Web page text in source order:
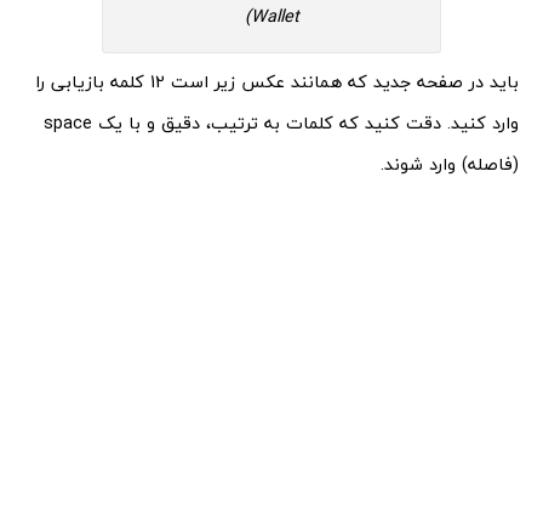
Wallet)
باید در صفحه جدید که همانند عکس زیر است 12 کلمه بازیابی را
وارد کنید. دقت کنید که کلمات به ترتیب، دقیق و با یک space
(فاصله) وارد شوند.